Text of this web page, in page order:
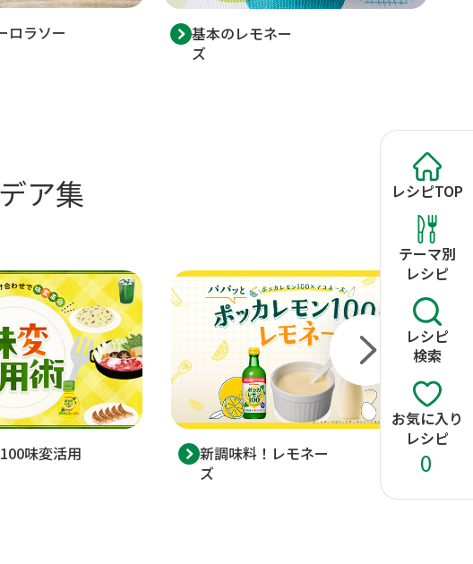
レシピTOP
テーマ別
レシピ
レシピ
検索
お気に入り
レシピ
0
ロラソー
基本のレモネー
ズ
ア集
味変活用
新調味料！レモネー
ズ